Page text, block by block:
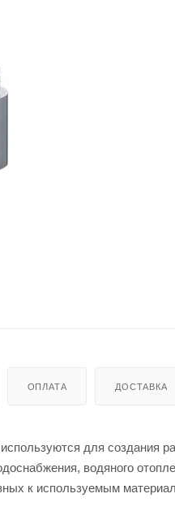
ОПЛАТА ДОСТАВКА
для создания
водяного
к используемым